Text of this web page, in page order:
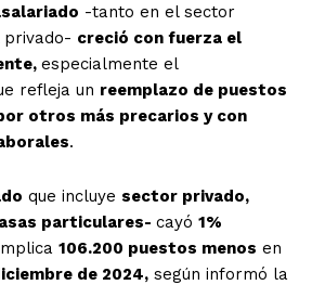
-tanto en el sector
privado- creció con fuerza el
especialmente el
refleja un reemplazo de puestos
otros más precarios y con
.
que incluye sector privado,
particulares- cayó 1%
106.200 puestos menos en
de 2024, según informó la